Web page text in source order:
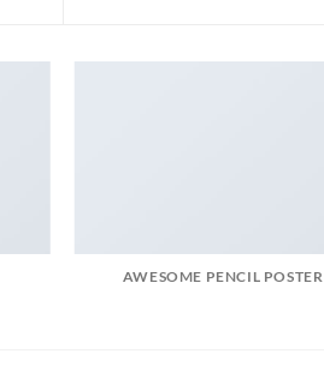
AWESOME PENCIL POSTER